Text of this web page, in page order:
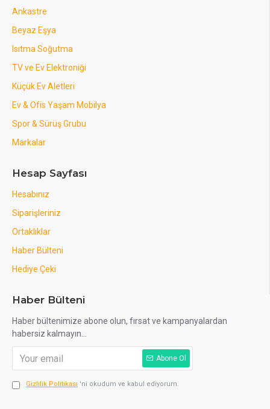
Ankastre
Beyaz Eşya
Isıtma Soğutma
TV ve Ev Elektroniği
Küçük Ev Aletleri
Ev & Ofis Yaşam Mobilya
Spor & Sürüş Grubu
Markalar
Hesap Sayfası
Hesabınız
Siparişleriniz
Ortaklıklar
Haber Bülteni
Hediye Çeki
Haber Bülteni
Haber bültenimize abone olun, fırsat ve kampanyalardan
habersiz kalmayın...
Abone Ol
Gizlilik Politikası 'ni okudum ve kabul ediyorum.